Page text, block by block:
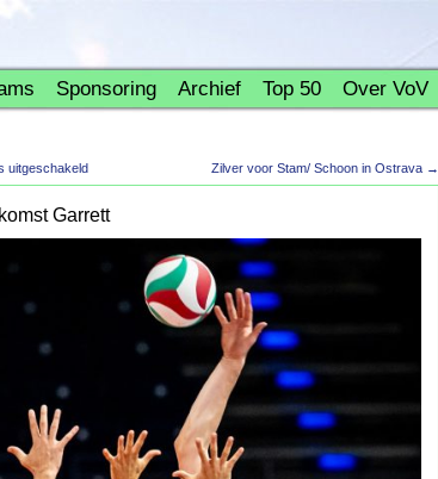
Sponsoring Archief Top 50 Over VoV
uitgeschakeld Zilver voor Stam/ Schoon in Ostrava →
Garrett